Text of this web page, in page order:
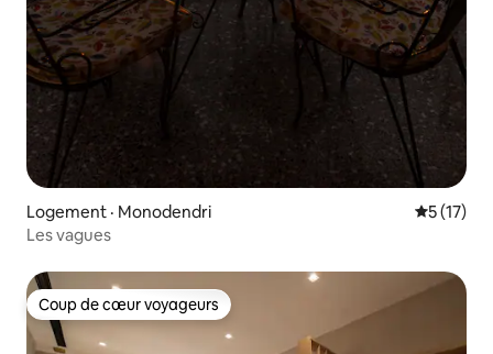
Logement · Monodendri Note
5 (17)
Les vagues
Coup de cœur voyageurs
Coup de cœur voyageurs